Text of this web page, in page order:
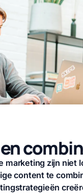
marketing zijn niet
content te